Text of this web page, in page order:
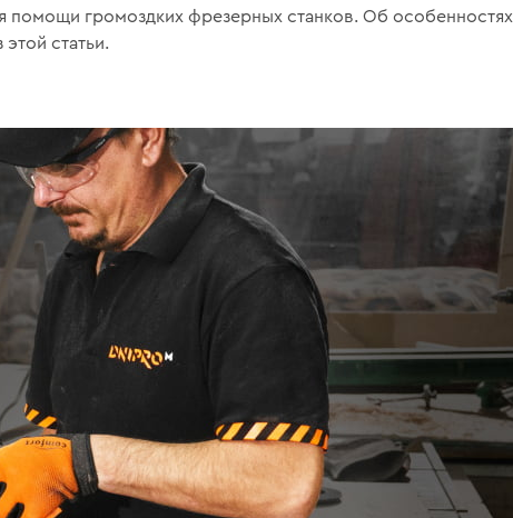
помощи громоздких фрезерных станков. Об особенностях
статьи.